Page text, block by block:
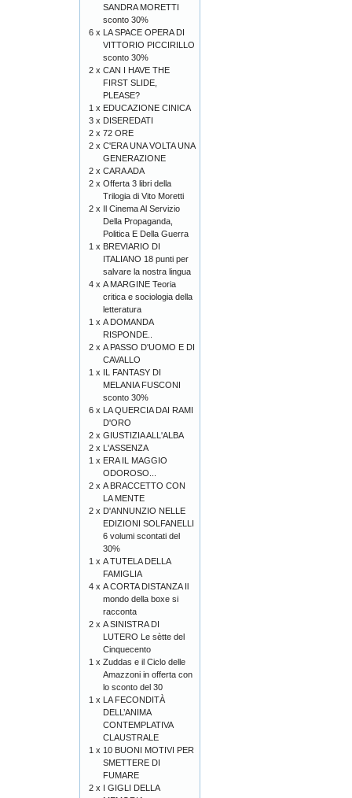
SANDRA MORETTI
sconto 30%
6 x LA SPACE OPERA DI
VITTORIO PICCIRILLO
sconto 30%
2 x CAN I HAVE THE
FIRST SLIDE,
PLEASE?
1 x EDUCAZIONE CINICA
3 x DISEREDATI
2 x 72 ORE
2 x C'ERA UNA VOLTA UNA
GENERAZIONE
2 x CARA ADA
2 x Offerta 3 libri della
Trilogia di Vito Moretti
2 x Il Cinema Al Servizio
Della Propaganda,
Politica E Della Guerra
1 x BREVIARIO DI
ITALIANO 18 punti per
salvare la nostra lingua
4 x A MARGINE Teoria
critica e sociologia della
letteratura
1 x A DOMANDA
RISPONDE..
2 x A PASSO D'UOMO E DI
CAVALLO
1 x IL FANTASY DI
MELANIA FUSCONI
sconto 30%
6 x LA QUERCIA DAI RAMI
D'ORO
2 x GIUSTIZIA ALL'ALBA
2 x L'ASSENZA
1 x ERA IL MAGGIO
ODOROSO...
2 x A BRACCETTO CON
LA MENTE
2 x D'ANNUNZIO NELLE
EDIZIONI SOLFANELLI
6 volumi scontati del
30%
1 x A TUTELA DELLA
FAMIGLIA
4 x A CORTA DISTANZA Il
mondo della boxe si
racconta
2 x A SINISTRA DI
LUTERO Le sètte del
Cinquecento
1 x Zuddas e il Ciclo delle
Amazzoni in offerta con
lo sconto del 30
1 x LA FECONDITÀ
DELL’ANIMA
CONTEMPLATIVA
CLAUSTRALE
1 x 10 BUONI MOTIVI PER
SMETTERE DI
FUMARE
2 x I GIGLI DELLA